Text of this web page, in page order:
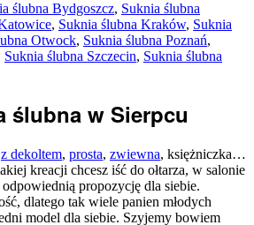
ślubna Bydgoszcz, Suknia ślubna
, Suknia ślubna Kraków, Suknia
Otwock, Suknia ślubna Poznań,
Suknia ślubna Szczecin, Suknia ślubna
ślubna w Sierpcu
z dekoltem, prosta, zwiewna, księżniczka…
kreacji chcesz iść do ołtarza, w salonie
propozycję dla siebie.
dlatego tak wiele panien młodych
model dla siebie. Szyjemy bowiem